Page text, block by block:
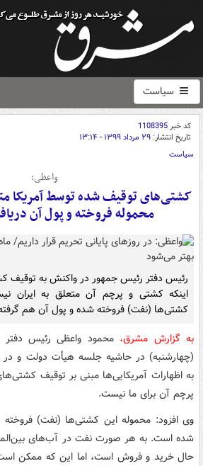
سیاست
کد خبر1108395
تاریخ انتشار: ۲۹ مرداد ۱۳۹۹ - ۱۳:۱۴
سیاست
واعظی:
کشتی‌های توقیف شده توسط آمریکا
محموله فروخته و پول آن
رئیس دفتر رئیس جمهور در واکنش به توقیف
اینکه کشتی و پرچم آن متعلق به ایران
کشتی‌ها (نفت) فروخته شده و پول آن هم
به گزارش مشرق، محمود واعظی رئیس
(چهارشنبه) در حاشیه جلسه هیأت دولت و در
به اظهارات آمریکایی‌ها مبنی بر توقیف
پرچم آن برای ما نیست.
وی افزود: محموله این کشتی‌ها (نفت)
شده است. به هر صورت نفت در آب‌های
حال خرید و فروش است، اما این که ممکن